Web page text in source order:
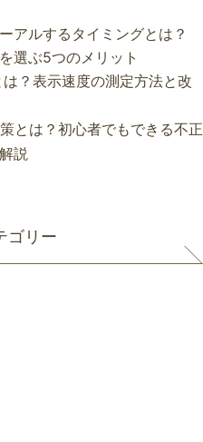
アルするタイミングとは？
選ぶ5つのメリット
？表示速度の測定方法と改
とは？初心者でもできる不正
説
ゴリー